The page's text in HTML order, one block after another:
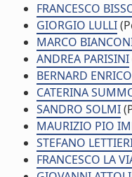
FRANCESCO
GIORGIO LULLI
MARCO
ANDREA PARISINI
BERNARD
CATERINA
SANDRO SOLMI
MAURIZIO PIO
STEFANO
FRANCESCO LA